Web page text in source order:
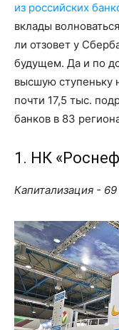
из российских
вклады
ли отзовет у
будущем. Да и по
высшую ступеньку
почти 17,5 тыс.
банков в 83
1. НК
Капитализация -